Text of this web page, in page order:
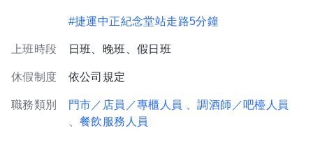
#捷運中正紀念堂站走路5分鐘
上班時段 日班、晚班、假日班
休假制度 依公司規定
職務類別 門市／店員／專櫃人員
、調酒師／吧檯人員
、餐飲服務人員